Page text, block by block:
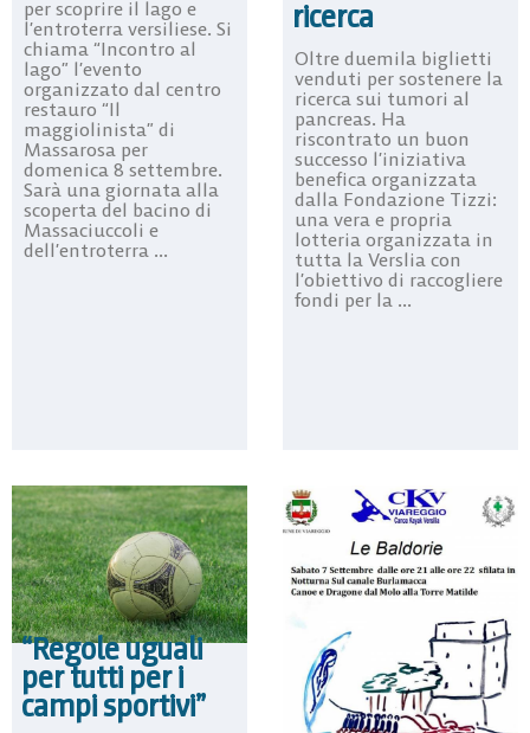
per scoprire il lago e
l’entroterra versiliese. Si
chiama “Incontro al
lago” l’evento
organizzato dal centro
restauro “Il
maggiolinista” di
Massarosa per
domenica 8 settembre.
Sarà una giornata alla
scoperta del bacino di
Massaciuccoli e
dell’entroterra ...
ricerca
Oltre duemila biglietti
venduti per sostenere la
ricerca sui tumori al
pancreas. Ha
riscontrato un buon
successo l’iniziativa
benefica organizzata
dalla Fondazione Tizzi:
una vera e propria
lotteria organizzata in
tutta la Verslia con
l’obiettivo di raccogliere
fondi per la ...
“Regole uguali
per tutti per i
campi sportivi”